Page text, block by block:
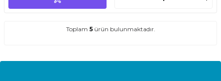
Toplam 5ürün bulunmaktadır.